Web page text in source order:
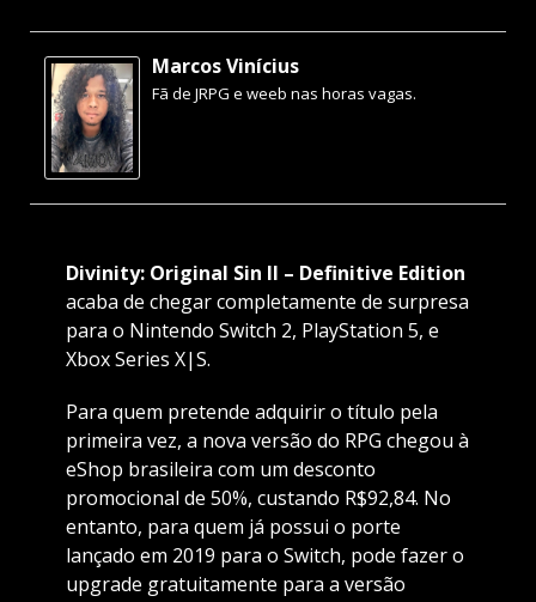
Marcos Vinícius
Fã de JRPG e weeb nas horas vagas.
Divinity: Original Sin II – Definitive Edition
acaba de chegar completamente de surpresa
para o Nintendo Switch 2, PlayStation 5, e
Xbox Series X|S.
Para quem pretende adquirir o título pela
primeira vez, a nova versão do RPG chegou à
eShop brasileira com um desconto
promocional de 50%, custando R$92,84. No
entanto, para quem já possui o porte
lançado em 2019 para o Switch, pode fazer o
upgrade gratuitamente para a versão